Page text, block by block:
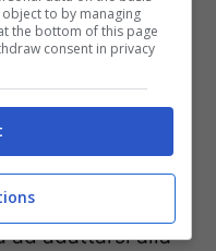
nel team
Dovizioso
qualche
anni con una
ad adattarsi alla
to by managing
the bottom of this page
consent in privacy